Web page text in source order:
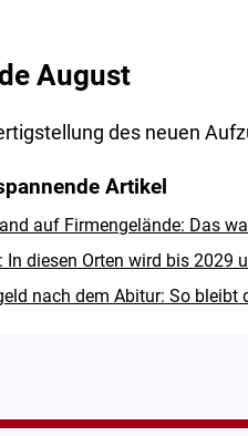
August
des neuen
Artikel
auf Firmengelände: Das
In diesen Orten wird bis 2029
nach dem Abitur: So bleibt